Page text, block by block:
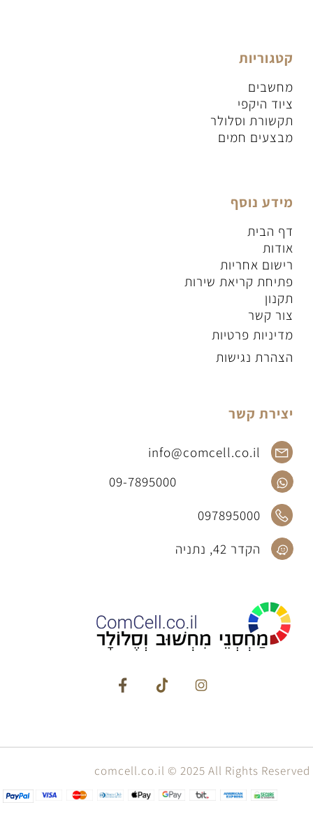
קטגוריות
מחשבים
ציוד היקפי
תקשורת וסלולר
מבצעים חמים
מידע נוסף
דף הבית
אודות
רישום אחריות
פתיחת קריאת שירות
תקנון
צור קשר
מדיניות פרטיות
הצהרת נגישות
יצירת קשר
info@comcell.co.il
09-7895000
097895000
הקדר 42, נתניה
comcell.co.il © 2025 All Rights Reserved